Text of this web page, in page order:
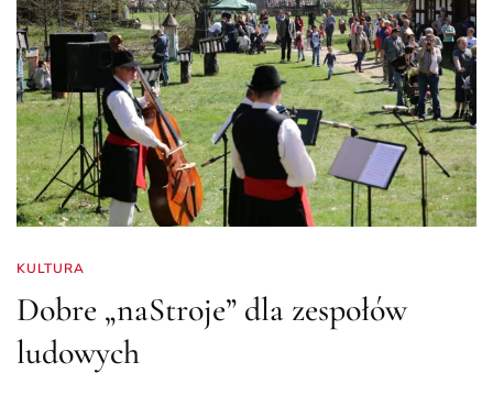
KULTURA
Dobre „naStroje” dla zespołów
ludowych